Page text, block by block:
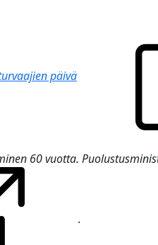
päivä
60 vuotta.
.